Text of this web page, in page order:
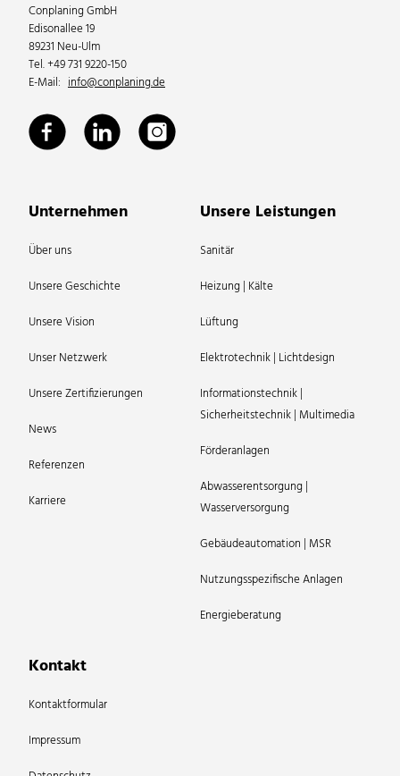
Conplaning GmbH
Edisonallee 19
89231 Neu-Ulm
Tel. +49 731 9220-150
E-Mail: info@conplaning.de
Unternehmen
Über uns
Unsere Geschichte
Unsere Vision
Unser Netzwerk
Unsere Zertifizierungen
News
Referenzen
Karriere
Unsere Leistungen
Sanitär
Heizung | Kälte
Lüftung
Elektrotechnik | Lichtdesign
Informationstechnik |
Sicherheitstechnik | Multimedia
Förderanlagen
Abwasserentsorgung |
Wasserversorgung
Gebäudeautomation | MSR
Nutzungsspezifische Anlagen
Energieberatung
Kontakt
Kontaktformular
Impressum